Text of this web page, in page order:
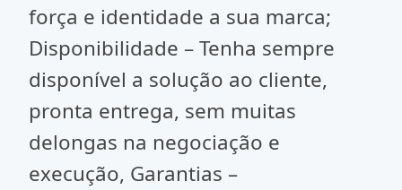
força e identidade a sua marca;
Disponibilidade – Tenha sempre
disponível a solução ao cliente,
pronta entrega, sem muitas
delongas na negociação e
execução, Garantias –